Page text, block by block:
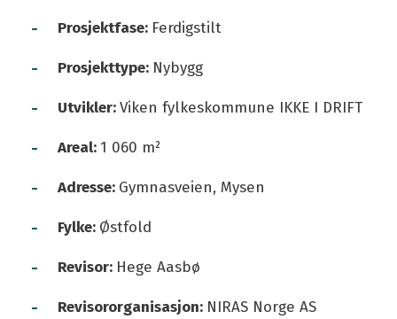
- Prosjektfase: Ferdigstilt
- Prosjekttype: Nybygg
- Utvikler:Viken fylkeskommune IKKE I DRIFT
- Areal:1 060 m²
- Adresse: Gymnasveien, Mysen
- Fylke: Østfold
- Revisor: Hege Aasbø
- Revisororganisasjon: NIRAS Norge AS